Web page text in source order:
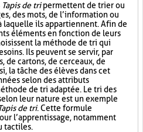
Tapis de tripermettent de trier ou
des mots, de l’information ou
laquelle ils appartiennent. Afin de
éléments en fonction de leurs
la méthode de tri qui
Ils peuvent se servir, par
de cartons, de cerceaux, de
la tâche des élèves dans cet
selon des attributs
de tri adaptée. Le tri des
leur nature est un exemple
de tri. Cette formule
l’apprentissage, notamment
tactiles.